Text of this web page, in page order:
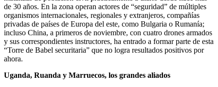
de 30 años. En la zona operan actores de “seguridad” de múltiples
organismos internacionales, regionales y extranjeros, compañías
privadas de países de Europa del este, como Bulgaria o Rumanía;
incluso China, a primeros de noviembre, con cuatro drones armados
y sus correspondientes instructores, ha entrado a formar parte de esta
“Torre de Babel securitaria” que no logra resultados positivos por
ahora.
Uganda, Ruanda y Marruecos, los grandes aliados